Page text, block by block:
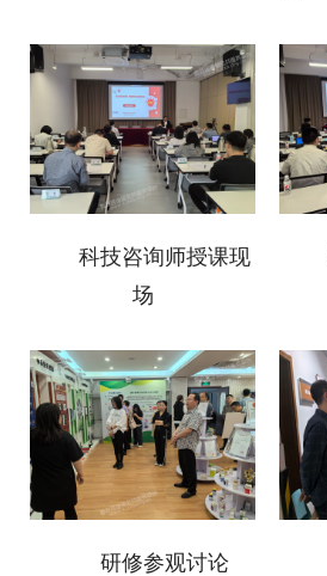
科技咨询师授课现
场
研修参观讨论